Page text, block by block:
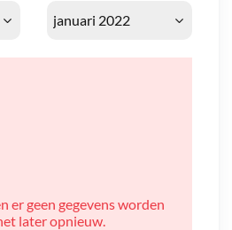
er geen gegevens worden
later opnieuw.